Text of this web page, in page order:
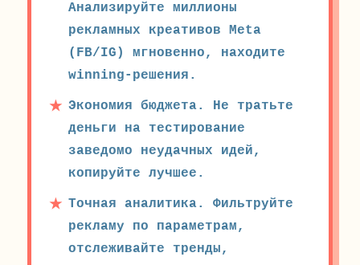
Анализируйте миллионы
рекламных креативов Meta
(FB/IG) мгновенно, находите
winning-решения.
Экономия бюджета. Не тратьте
деньги на тестирование
заведомо неудачных идей,
копируйте лучшее.
Точная аналитика. Фильтруйте
рекламу по параметрам,
отслеживайте тренды,